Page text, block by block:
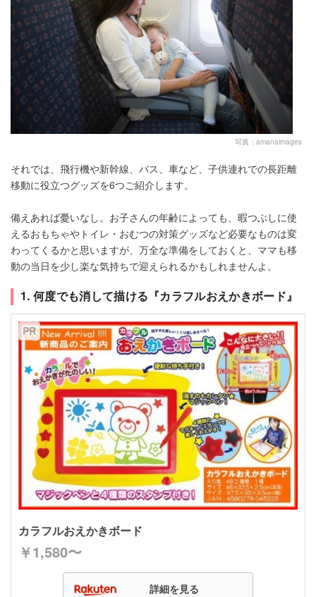
写真：amanaimages
それでは、飛行機や新幹線、バス、車など、子供連れでの長距離
移動に役立つグッズを6つご紹介します。
備えあれば憂いなし。お子さんの年齢によっても、暇つぶしに使
えるおもちゃやトイレ・おむつの対策グッズなど必要なものは変
わってくるかと思いますが、万全な準備をしておくと、ママも移
動の当日を少し楽な気持ちで迎えられるかもしれませんよ。
1. 何度でも消して描ける『カラフルおえかきボード』
PR
カラフルおえかきボード
￥1,580〜
詳細を見る